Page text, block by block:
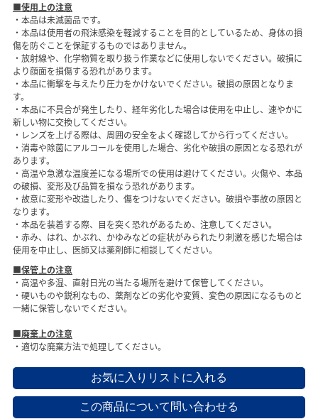
■使用上の注意
・本品は未滅菌品です。
・本品は使用者の飛沫感染を軽減することを目的としているため、身体の損
傷を防ぐことを保証するものではありません。
・放射線や、化学物質を取り扱う作業などに使用しないでください。破損に
より顔面を損傷する恐れがあります。
・本品に衝撃を与えたり圧力をかけないでください。破損の原因となりま
す。
・本品に不具合が発生したり、経年劣化した場合は使用を中止し、速やかに
新しい物に交換してください。
・レンズを上げる際は、周囲の安全をよく確認してから行ってください。
・消毒や除菌にアルコールを使用した場合、劣化や破損の原因となる恐れが
あります。
・高温や急激な温度差になる場所での使用は避けてください。火傷や、本品
の破損、変形及び品質を損なう恐れがあります。
・故意に変形や改造したり、傷をつけないでください。破損や事故の原因と
なります。
・本品を装着する際、目を突く恐れがあるため、注意してください。
・赤み、はれ、かぶれ、かゆみなどの症状がみられたり刺激を感じた場合は
使用を中止し、医師又は薬剤師に相談してください。
■保管上の注意
・高温や多湿、直射日光の当たる場所を避けて保管してください。
・硬いものや鋭利なもの、薬剤などの劣化や変質、変色の原因になるものと
一緒に保管しないでください。
■廃棄上の注意
・適切な廃棄方法で処理してください。